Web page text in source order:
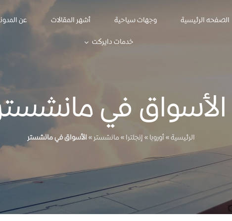
الصفحه الرئيسية وجهات سياحية أشهر المقالات
عن
خدمات دايركت
الأسواق في
الرئيسية»أوروبا»إنجلترا»مانشستر»الأسواق في مانشستر